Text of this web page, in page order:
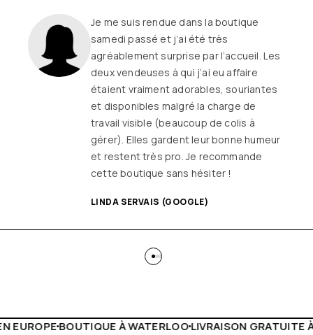
Une boutique familiale, à l’écoute et
remplie de joie de vivre
Les
vêtements sont de qualité, tendances
et originaux pour différentes
morphologies
et ça fait très
longtemps que j’y vais (depuis le début
ou quasiment) J’adore y faire un tour et
on ne sort jamais (ou presque) sans rien
LIVRAISON GRATUITE À PARTIR DE 150€LIVE